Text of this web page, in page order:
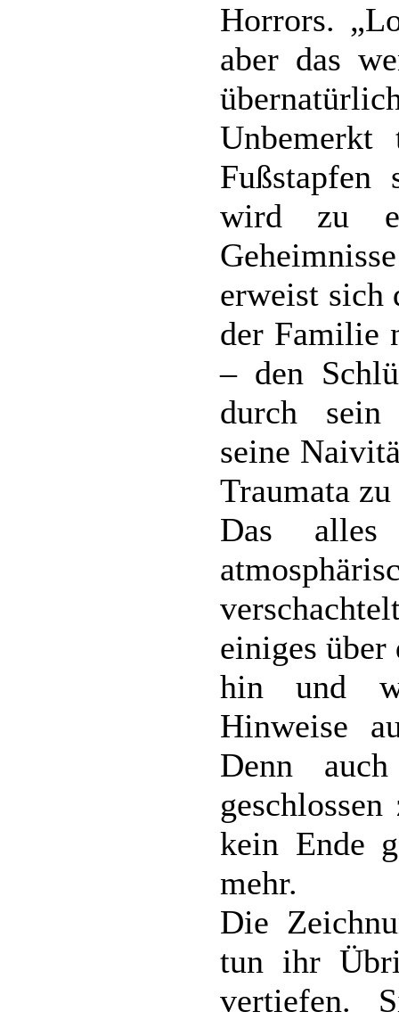
Horrors.
aber das
Fußstapfen
wird zu
erweist sich
der Familie
– den
durch sein
seine
Traumata
Das
einiges
hin und
Hinweise
Denn
kein Ende
mehr.
Die
tun ihr
vertiefen.